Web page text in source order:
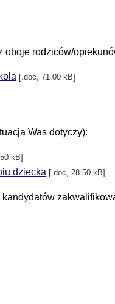
oboje rodziców/
[.doc, 71.00 kB]
Was dotyczy):
kB]
dziecka [.doc, 28.50 kB]